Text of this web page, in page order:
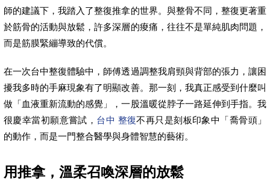
師的建議下，我踏入了整復推拿的世界。與整骨不同，整復更著重
於筋骨的活動與放鬆，許多深層的痠痛，往往不是單純肌肉問題，
而是筋膜緊繃導致的代償。
在一次台中整復體驗中，師傅透過調整我肩頸與背部的張力，讓困
擾我多時的手麻現象有了明顯改善。那一刻，我真正感受到什麼叫
做「血液重新流動的感覺」，一股溫暖從脖子一路延伸到手指。我
很慶幸當初願意嘗試， 台中 整復不再只是刻板印象中「喬骨頭」
的動作，而是一門整合醫學與身體智慧的藝術。
用推拿，溫柔召喚深層的放鬆